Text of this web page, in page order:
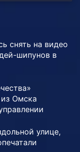
снять на видео
шипунов в
Омска
улице,